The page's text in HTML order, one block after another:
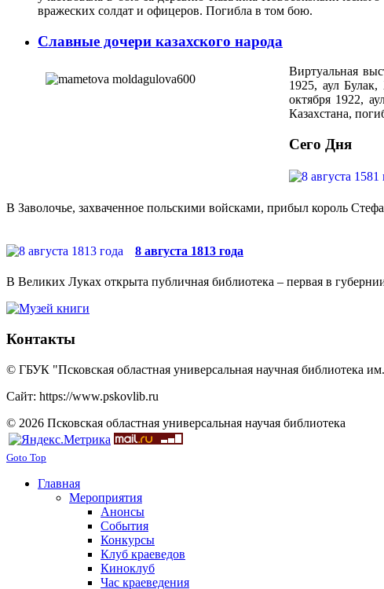
вражес­ких солдат и офицеров. Погибла в том бою.
Славные дочери казахского народа
Виртуальная
1925, аул
октября 1922,
Казахстана,
Сего Дня
В Заволочье, захваченное польскими войсками, прибыл король
8 августа 1813 года
В Великих Луках открыта публичная библиотека – первая в
Контакты
© ГБУК "Псковская областная универсальная научная библиотека
Сайт: https://www.pskovlib.ru
© 2026 Псковская областная универсальная научая библиотека
Goto Top
Главная
Мероприятия
Анонсы
События
Конкурсы
Клуб краеведов
Киноклуб
Час краеведения